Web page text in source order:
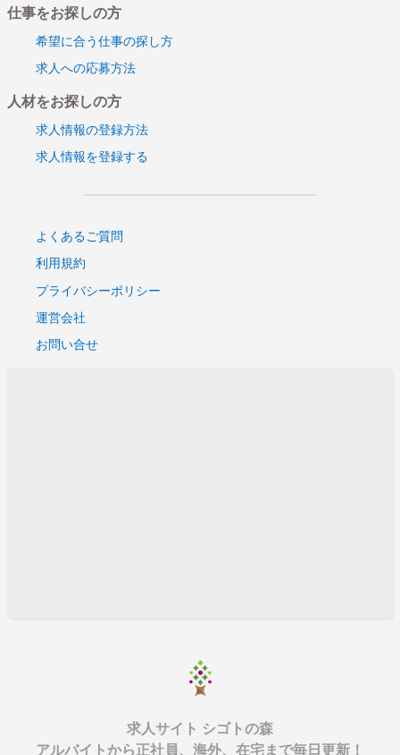
仕事をお探しの方
希望に合う仕事の探し方
求人への応募方法
人材をお探しの方
求人情報の登録方法
求人情報を登録する
よくあるご質問
利用規約
プライバシーポリシー
運営会社
お問い合せ
求人サイト シゴトの森
アルバイトから正社員、海外、在宅まで毎日更新！